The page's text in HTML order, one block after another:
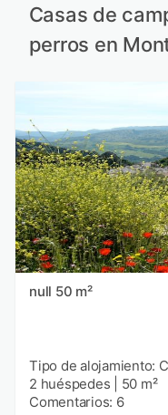
Casas de
perros en
null 50 m²
Tipo de alojamiento:
2 huéspedes
50 m²
Comentarios: 6